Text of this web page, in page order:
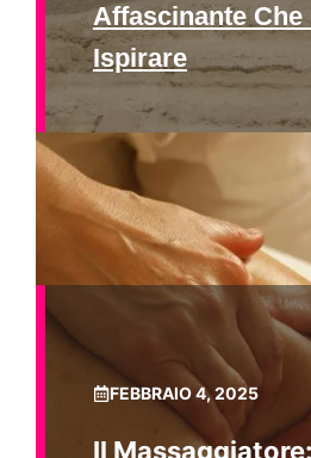
Affascinante Che
Ispirare
FEBBRAIO 4, 2025
Il